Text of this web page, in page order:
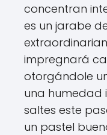
concentran
es un jarabe
impregnará
otorgándole
una humedad
saltes este
un pastel